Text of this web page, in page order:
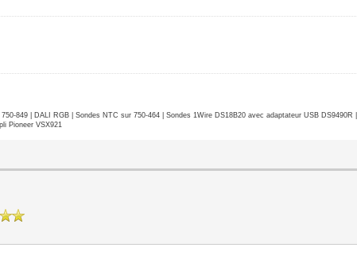
849 | DALI RGB | Sondes NTC sur 750-464 | Sondes 1Wire DS18B20 avec adaptateur USB
Pioneer VSX921